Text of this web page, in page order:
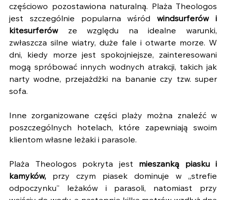
częściowo pozostawiona naturalną. Plaża Theologos
jest szczególnie popularna wśród windsurferów i
kitesurferów ze względu na idealne warunki,
zwłaszcza silne wiatry, duże fale i otwarte morze. W
dni, kiedy morze jest spokojniejsze, zainteresowani
mogą spróbować innych wodnych atrakcji, takich jak
narty wodne, przejażdżki na bananie czy tzw. super
sofa.
Inne zorganizowane części plaży można znaleźć w
poszczególnych hotelach, które zapewniają swoim
klientom własne leżaki i parasole.
Plaża Theologos pokryta jest mieszanką piasku i
kamyków, przy czym piasek dominuje w „strefie
odpoczynku” leżaków i parasoli, natomiast przy